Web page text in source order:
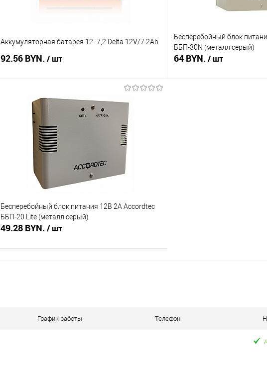
Аккумуляторная батарея 12- 7,2 Delta 12V/7.2Ah
92.56 BYN. / шт
В корзину
Купить в 1 клик
Сравнение
В избранное
В наличии
Бесперебойный блок
ББП-30N (металл серый)
64 BYN. / шт
Бесперебойный блок питания 12В 2А Accordtec
ББП-20 Lite (металл серый)
49.28 BYN. / шт
График работы Телефон